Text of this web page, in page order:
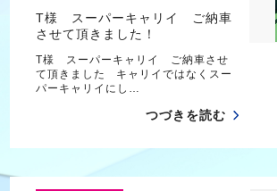
T様 スーパーキャリイ ご納車
させて頂きました！
T様 スーパーキャリイ ご納車させ
て頂きました キャリイではなくスー
パーキャリイにし…
つづきを読む